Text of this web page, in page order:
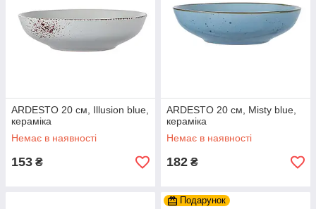
ARDESTO 20 см, Illusion blue,
кераміка
Немає в наявності
153 ₴
ARDESTO 20 см, Misty blue,
кераміка
Немає в наявності
182 ₴
Подарунок